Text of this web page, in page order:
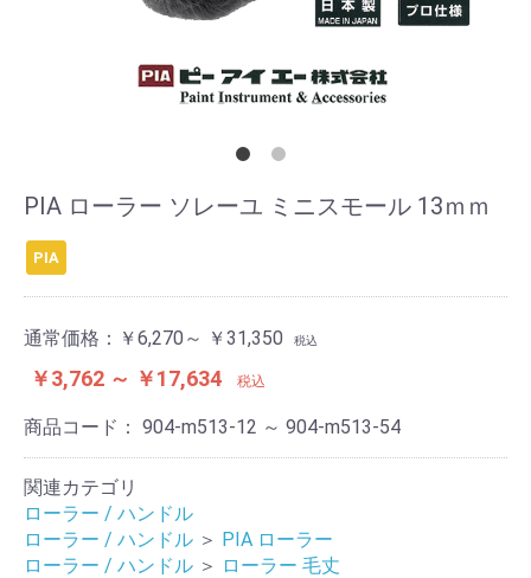
PIA ローラー ソレーユ ミニスモール 13ｍｍ
PIA
通常価格： ￥6,270～ ￥31,350 税込
￥3,762 ～ ￥17,634 税込
商品コード： 904-m513-12 ～ 904-m513-54
関連カテゴリ
ローラー / ハンドル
ローラー / ハンドル ＞ PIA ローラー
ローラー / ハンドル ＞ ローラー 毛丈